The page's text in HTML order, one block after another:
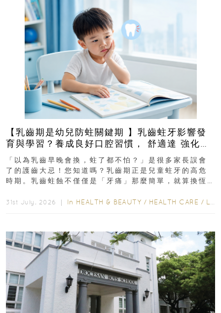
【乳齒期是幼兒防蛀關鍵期 】乳齒蛀牙影響發
育與學習？養成良好口腔習慣， 舒適達 強化琺
瑯質 兒童牙膏防護指南
「以為乳齒早晚會換，蛀了都不怕？」是很多家長誤會
了的護齒大忌！您知道嗎？乳齒期正是兒童蛀牙的高危
時期。乳齒蛀蝕不僅僅是「牙痛」那麼簡單，就算換恆
31st July, 2026 ｜ In HEALTH & BEAUTY / HEALTH CARE / LIFESTYLE